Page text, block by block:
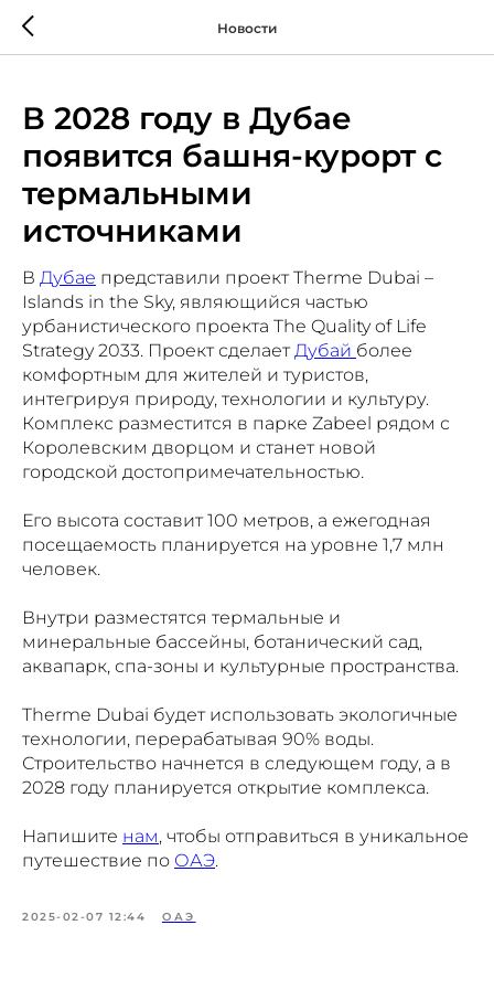
Новости
В 2028 году в Дубае
появится башня-курорт с
термальными
источниками
В Дубае представили проект Therme Dubai –
Islands in the Sky, являющийся частью
урбанистического проекта The Quality of Life
Strategy 2033. Проект сделаетДубай более
комфортным для жителей и туристов,
интегрируя природу, технологии и культуру.
Комплекс разместится в парке Zabeel рядом с
Королевским дворцом и станет новой
городской достопримечательностью.
Его высота составит 100 метров, а ежегодная
посещаемость планируется на уровне 1,7 млн
человек.
Внутри разместятся термальные и
минеральные бассейны, ботанический сад,
аквапарк, спа-зоны и культурные пространства.
Therme Dubai будет использовать экологичные
технологии, перерабатывая 90% воды.
Строительство начнется в следующем году, а в
2028 году планируется открытие комплекса.
Напишите нам, чтобы отправиться в уникальное
путешествие по ОАЭ.
2025-02-07 12:44 ОАЭ